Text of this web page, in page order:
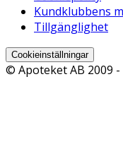
Kundklubbens
Tillgänglighet
Cookieinställningar
© Apoteket AB 2009 -